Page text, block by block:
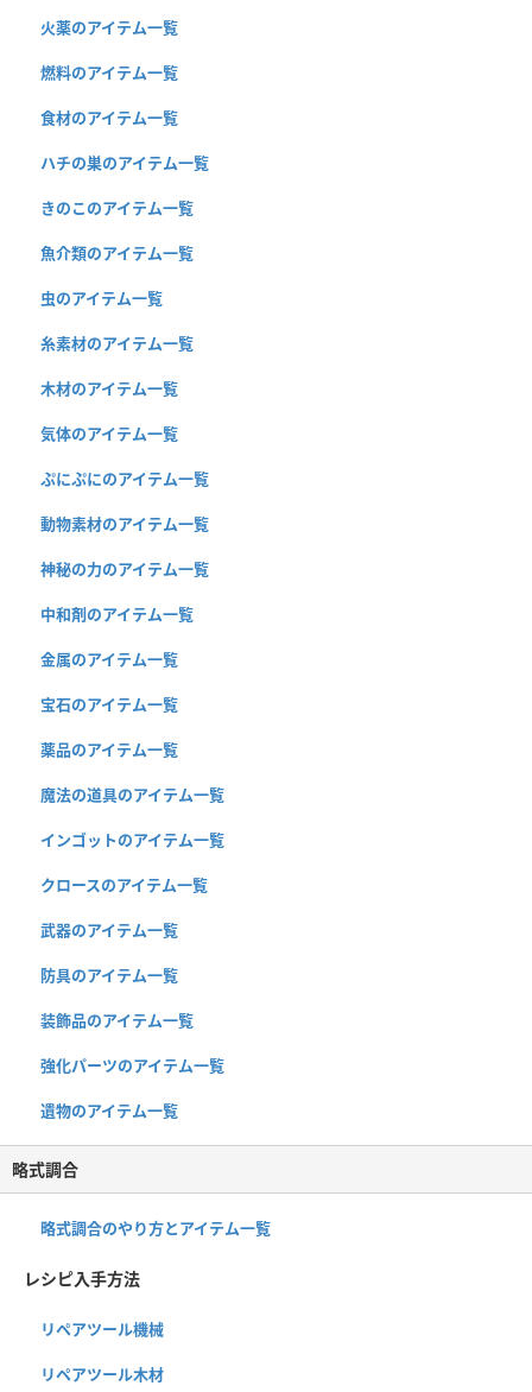
火薬のアイテム一覧
燃料のアイテム一覧
食材のアイテム一覧
ハチの巣のアイテム一覧
きのこのアイテム一覧
魚介類のアイテム一覧
虫のアイテム一覧
糸素材のアイテム一覧
木材のアイテム一覧
気体のアイテム一覧
ぷにぷにのアイテム一覧
動物素材のアイテム一覧
神秘の力のアイテム一覧
中和剤のアイテム一覧
金属のアイテム一覧
宝石のアイテム一覧
薬品のアイテム一覧
魔法の道具のアイテム一覧
インゴットのアイテム一覧
クロースのアイテム一覧
武器のアイテム一覧
防具のアイテム一覧
装飾品のアイテム一覧
強化パーツのアイテム一覧
遺物のアイテム一覧
略式調合
略式調合のやり方とアイテム一覧
レシピ入手方法
リペアツール機械
リペアツール木材